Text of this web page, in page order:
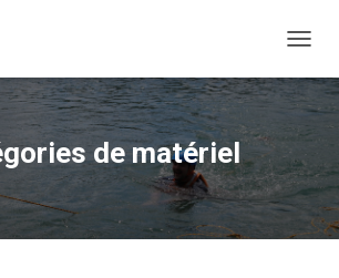
É
P
I
E
R
de matériel